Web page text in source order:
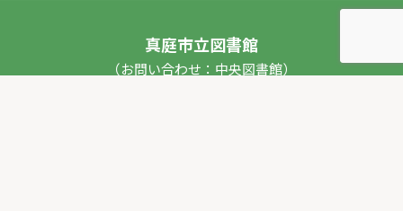
真庭市立図書館
（お問い合わせ：中央図書館）